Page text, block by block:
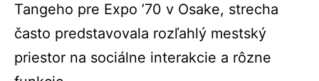
Tangeho pre Expo ’70 v Osake, strecha
často predstavovala rozľahlý mestský
priestor na sociálne interakcie a rôzne